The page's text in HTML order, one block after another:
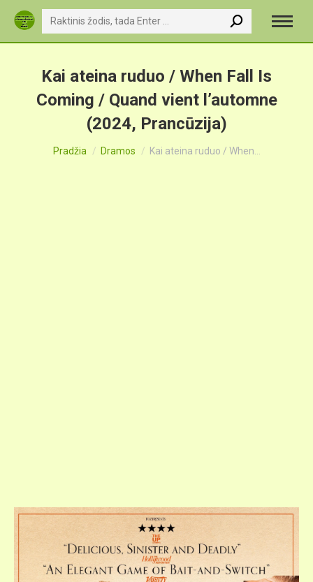
Search:
Kai ateina ruduo / When Fall Is
Coming / Quand vient l’automne
(2024, Prancūzija)
You are here:
Pradžia Dramos Kai ateina ruduo / When…